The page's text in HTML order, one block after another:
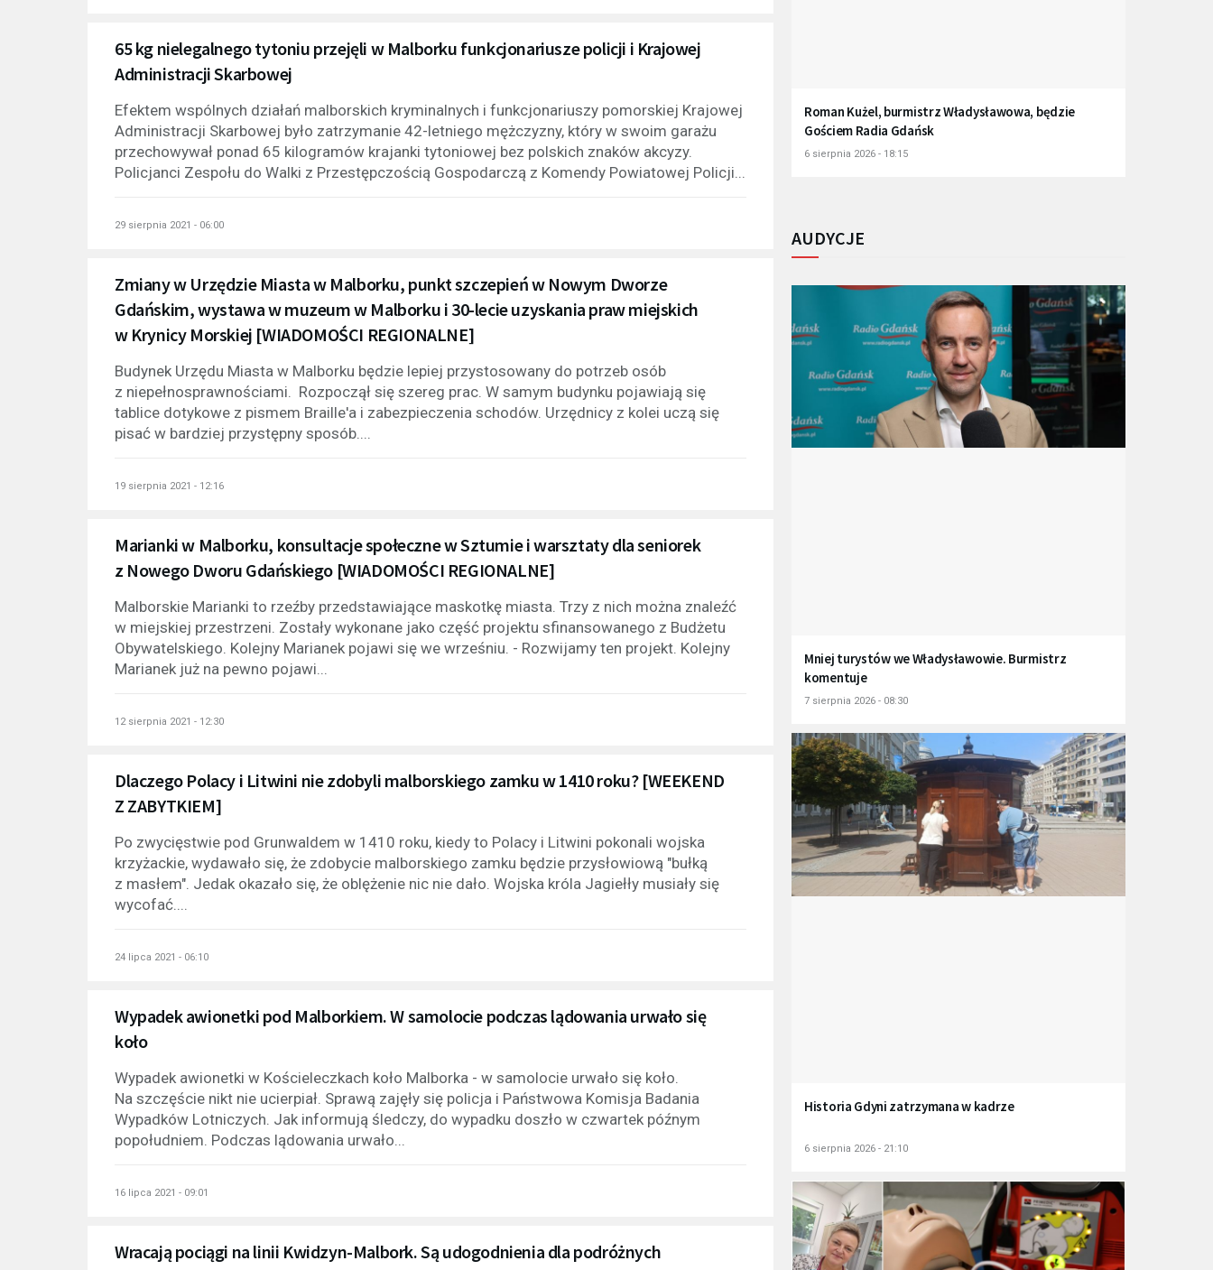
65 kg nielegalnego tytoniu przejęli w Malborku funkcjonariusze policji i Krajowej
Administracji Skarbowej
Efektem wspólnych działań malborskich kryminalnych i funkcjonariuszy pomorskiej Krajowej
Administracji Skarbowej było zatrzymanie 42-letniego mężczyzny, który w swoim garażu
przechowywał ponad 65 kilogramów krajanki tytoniowej bez polskich znaków akcyzy.
Policjanci Zespołu do Walki z Przestępczością Gospodarczą z Komendy Powiatowej Policji...
29 sierpnia 2021 - 06:00
Zmiany w Urzędzie Miasta w Malborku, punkt szczepień w Nowym Dworze
Gdańskim, wystawa w muzeum w Malborku i 30-lecie uzyskania praw miejskich
w Krynicy Morskiej [WIADOMOŚCI REGIONALNE]
Budynek Urzędu Miasta w Malborku będzie lepiej przystosowany do potrzeb osób
z niepełnosprawnościami. Rozpoczął się szereg prac. W samym budynku pojawiają się
tablice dotykowe z pismem Braille'a i zabezpieczenia schodów. Urzędnicy z kolei uczą się
pisać w bardziej przystępny sposób....
19 sierpnia 2021 - 12:16
Marianki w Malborku, konsultacje społeczne w Sztumie i warsztaty dla seniorek
z Nowego Dworu Gdańskiego [WIADOMOŚCI REGIONALNE]
Malborskie Marianki to rzeźby przedstawiające maskotkę miasta. Trzy z nich można znaleźć
w miejskiej przestrzeni. Zostały wykonane jako część projektu sfinansowanego z Budżetu
Obywatelskiego. Kolejny Marianek pojawi się we wrześniu. - Rozwijamy ten projekt. Kolejny
Marianek już na pewno pojawi...
12 sierpnia 2021 - 12:30
Dlaczego Polacy i Litwini nie zdobyli malborskiego zamku w 1410 roku? [WEEKEND
Z ZABYTKIEM]
Po zwycięstwie pod Grunwaldem w 1410 roku, kiedy to Polacy i Litwini pokonali wojska
krzyżackie, wydawało się, że zdobycie malborskiego zamku będzie przysłowiową "bułką
z masłem". Jedak okazało się, że oblężenie nic nie dało. Wojska króla Jagiełły musiały się
wycofać....
24 lipca 2021 - 06:10
Wypadek awionetki pod Malborkiem. W samolocie podczas lądowania urwało się
koło
Wypadek awionetki w Kościeleczkach koło Malborka - w samolocie urwało się koło.
Na szczęście nikt nie ucierpiał. Sprawą zajęły się policja i Państwowa Komisja Badania
Wypadków Lotniczych. Jak informują śledczy, do wypadku doszło w czwartek późnym
popołudniem. Podczas lądowania urwało...
16 lipca 2021 - 09:01
Wracają pociągi na linii Kwidzyn-Malbork. Są udogodnienia dla podróżnych
Roman Kużel, burmistrz Władysławowa, będzie
Gościem Radia Gdańsk
6 sierpnia 2026 - 18:15
AUDYCJE
Mniej turystów we Władysławowie. Burmistrz
komentuje
7 sierpnia 2026 - 08:30
Historia Gdyni zatrzymana w kadrze
6 sierpnia 2026 - 21:10